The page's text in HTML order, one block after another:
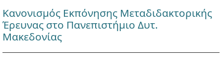
Κανονισμός Εκπόνησης Μεταδιδακτορικής
Έρευνας στο Πανεπιστήμιο Δυτ.
Μακεδονίας